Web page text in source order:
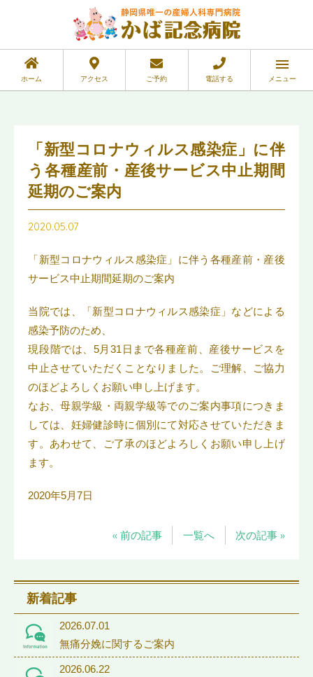
ホーム アクセス ご予約 電話する メニュー
「新型コロナウィルス感染症」に伴
う各種産前・産後サービス中止期間
延期のご案内
2020.05.07
「新型コロナウィルス感染症」に伴う各種産前・産後
サービス中止期間延期のご案内
当院では、「新型コロナウィルス感染症」などによる
感染予防のため、
現段階では、5月31日まで各種産前、産後サービスを
中止させていただくことなりました。ご理解、ご協力
のほどよろしくお願い申し上げます。
なお、母親学級・両親学級等でのご案内事項につきま
しては、妊婦健診時に個別にて対応させていただきま
す。あわせて、ご了承のほどよろしくお願い申し上げ
ます。
2020年5月7日
« 前の記事 一覧へ 次の記事 »
新着記事
2026.07.01
無痛分娩に関するご案内
2026.06.22